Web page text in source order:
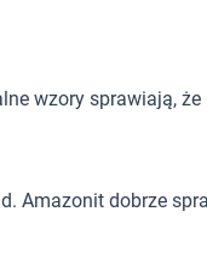
wzory sprawiają,
Amazonit dobrze